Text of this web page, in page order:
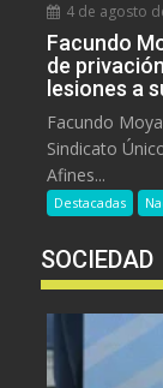
4 de agosto
Facundo
de
lesiones a
Facundo
Sindicato
Afines...
Destacadas
SOCIEDAD